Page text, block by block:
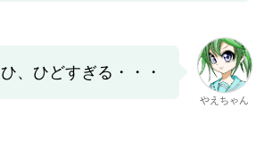
ひ、ひどすぎる・・・
やえちゃん